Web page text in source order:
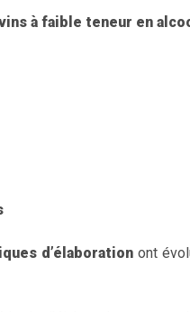
à faible teneur en
d’élaborationont